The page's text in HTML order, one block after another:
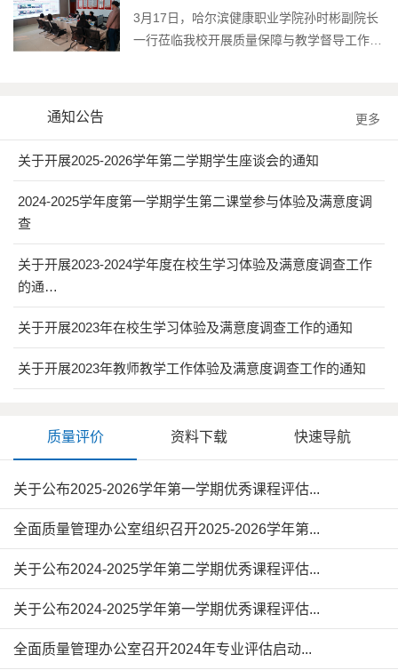
3月17日，哈尔滨健康职业学院孙时彬副院长
一行莅临我校开展质量保障与教学督导工作座
通知公告 更多
关于开展2025-2026学年第二学期学生座谈会的通知
2024-2025学年度第一学期学生第二课堂参与体验及满意度调
查
关于开展2023-2024学年度在校生学习体验及满意度调查工作
的通…
关于开展2023年在校生学习体验及满意度调查工作的通知
关于开展2023年教师教学工作体验及满意度调查工作的通知
质量评价 资料下载 快速导航
关于公布2025-2026学年第一学期优秀课程评估...
全面质量管理办公室组织召开2025-2026学年第...
关于公布2024-2025学年第二学期优秀课程评估...
关于公布2024-2025学年第一学期优秀课程评估...
全面质量管理办公室召开2024年专业评估启动...